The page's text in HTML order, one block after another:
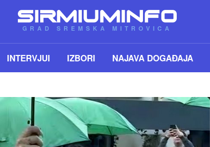
GRAD SREMSKA MITROVICA
INTERVJUI IZBORI NAJAVA DOGAĐAJA